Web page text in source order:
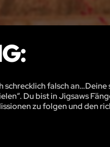
schrecklich falsch
Du bist in Jigsaws
zu folgen und den